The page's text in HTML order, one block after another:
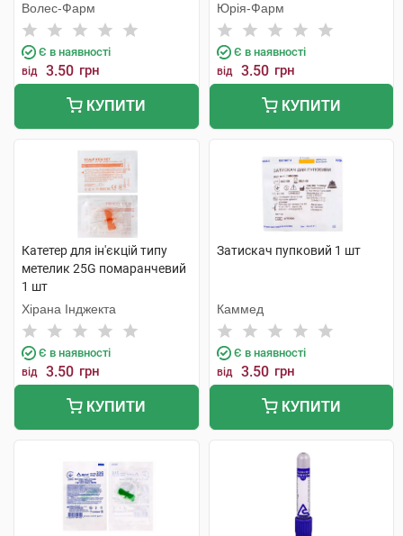
Волес-Фарм
Є в наявності
від 3.50 грн
КУПИТИ
Юрія-Фарм
Є в наявності
від 3.50 грн
КУПИТИ
Катетер для ін'єкцій типу
метелик 25G помаранчевий
1 шт
Хірана Інджекта
Є в наявності
від 3.50 грн
КУПИТИ
Затискач пупковий 1 шт
Каммед
Є в наявності
від 3.50 грн
КУПИТИ